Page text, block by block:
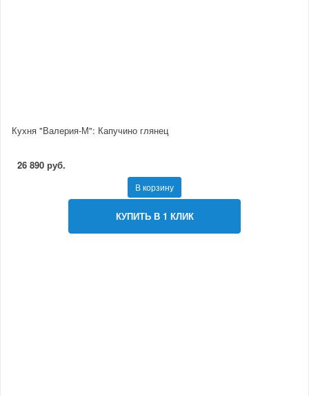
Кухня "Валерия-М": Капучино глянец
26 890 руб.
В корзину
КУПИТЬ В 1 КЛИК